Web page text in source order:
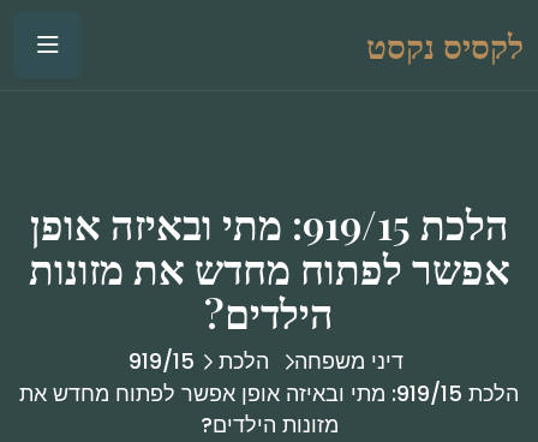
לקסיס נקסט
הלכת 919/15: מתי ובאיזה אופן
אפשר לפתוח מחדש את מזונות
הילדים?
דיני משפחה
הלכת 919/15
הלכת 919/15: מתי ובאיזה אופן אפשר לפתוח מחדש את
מזונות הילדים?